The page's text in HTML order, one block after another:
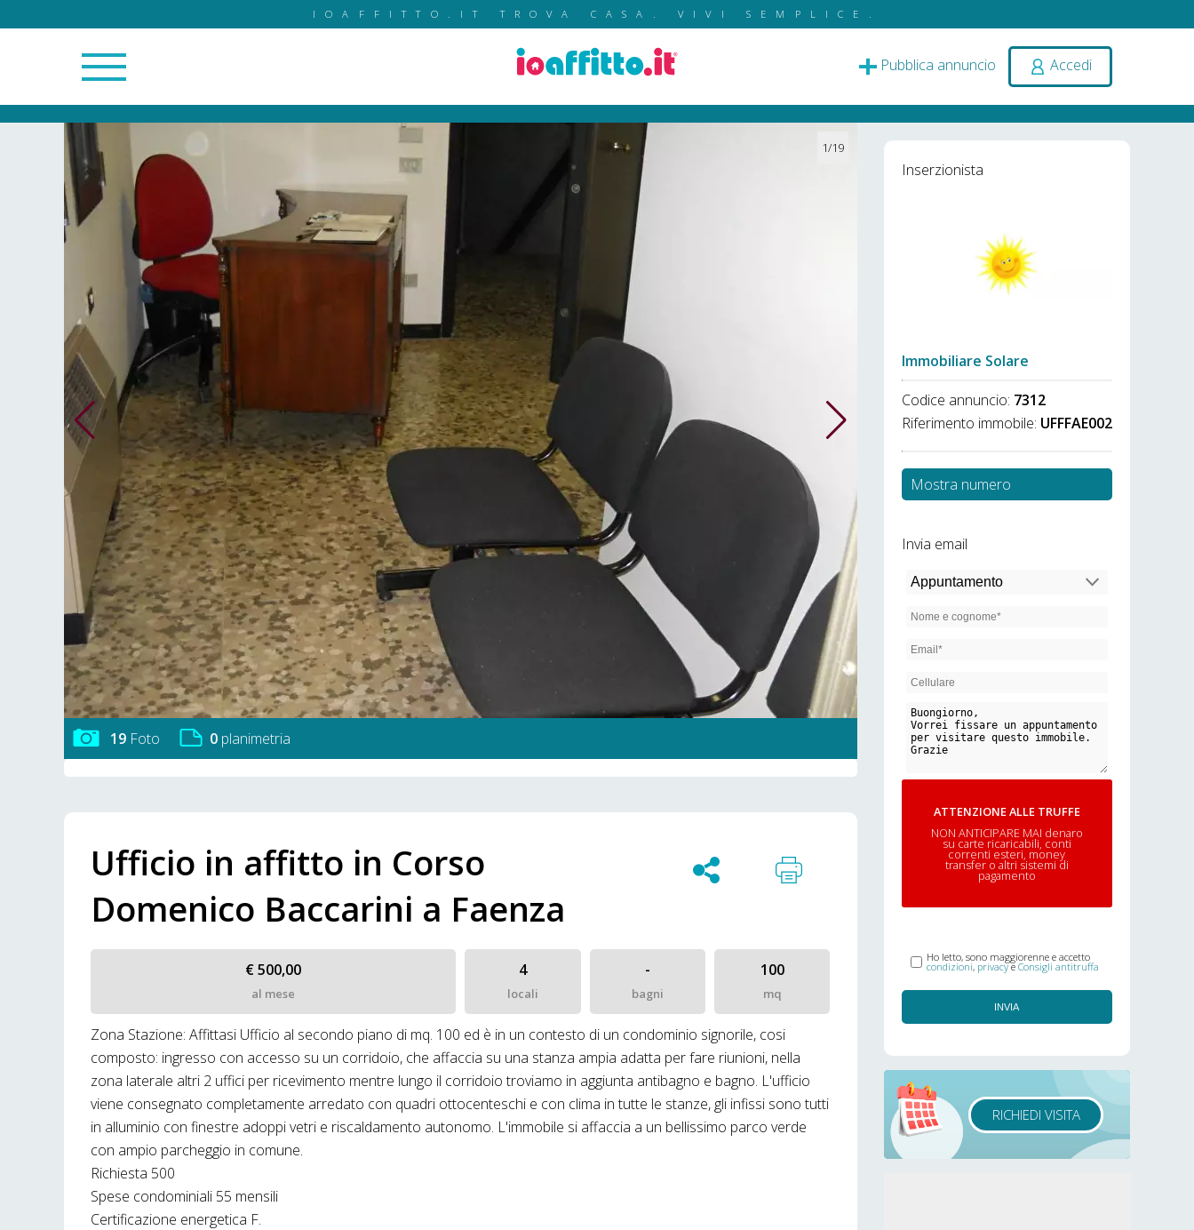
IOAFFITTO.IT TROVA CASA. VIVI SEMPLICE.
Pubblica annuncio Accedi
1/19
19 Foto 0 planimetria
Ufficio in affitto in Corso
Domenico Baccarini a Faenza
€ 500,00
al mese
4
locali
-
bagni
100
mq
Zona Stazione: Affittasi Ufficio al secondo piano di mq. 100 ed è in un contesto di un condominio signorile, cosi
composto: ingresso con accesso su un corridoio, che affaccia su una stanza ampia adatta per fare riunioni, nella
zona laterale altri 2 uffici per ricevimento mentre lungo il corridoio troviamo in aggiunta antibagno e bagno. L'ufficio
viene consegnato completamente arredato con quadri ottocenteschi e con clima in tutte le stanze, gli infissi sono tutti
in alluminio con finestre adoppi vetri e riscaldamento autonomo. L'immobile si affaccia a un bellissimo parco verde
con ampio parcheggio in comune.
Richiesta 500
Spese condominiali 55 mensili
Certificazione energetica F.
Inserzionista
Immobiliare Solare
Codice annuncio: 7312
Riferimento immobile: UFFFAE002
Mostra numero
Invia email
ATTENZIONE ALLE TRUFFE
NON ANTICIPARE MAI denaro
su carte ricaricabili, conti
correnti esteri, money
transfer o altri sistemi di
pagamento
Ho letto, sono maggiorenne e accetto
condizioni, privacye Consigli antitruffa
INVIA
RICHIEDI VISITA